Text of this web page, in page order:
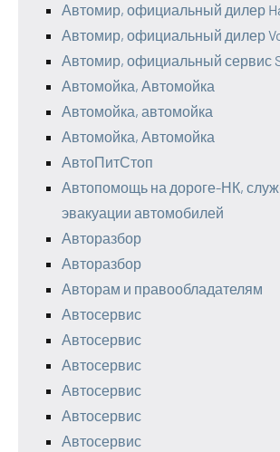
Автомир, официальный дилер
Автомир, официальный дилер
Автомир, официальный сервис
Автомойка, Автомойка
Автомойка, автомойка
Автомойка, Автомойка
АвтоПитСтоп
Автопомощь на дороге-НК,
эвакуации автомобилей
Авторазбор
Авторазбор
Авторам и правообладателям
Автосервис
Автосервис
Автосервис
Автосервис
Автосервис
Автосервис